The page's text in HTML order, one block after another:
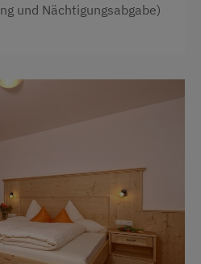
in der Lobby
und Nächtigungsabgabe)